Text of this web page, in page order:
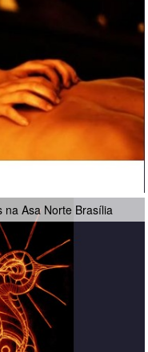
na Asa Norte Brasília